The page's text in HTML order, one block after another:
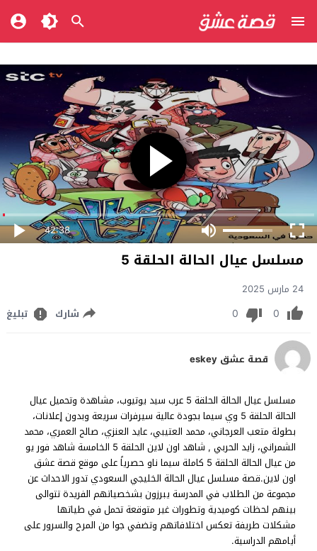
42:38
مسلسل عيال الحالة الحلقة 5
24 مارس 2025
0
0 شارك تبليغ
قصة عشق eskey
مسلسل عيال الحالة الحلقة 5 عرب سيد يوتيوب، مشاهدة وتحميل عيال
الحالة الحلقة 5 وي سيما بجودة عالية سيرفرات سريعة وبدون إعلانات،
بطولة متعب العرجاني، محمد العتيبي، عايد العنزي، صالح العمري، محمد
الشمراني، زايد الحربي , شاهد اون لاين الحلقة 5 الخامسة شاهد فور يو
من عيال الحالة الحلقة 5 كاملة سيما ناو حصرياً على موقع قصة عشق
اون لاين.قصة مسلسل عيال الحالة الخليجي السعودي تدور الاحداث عن
مجموعة من الطلاب في المدرسة يبرزون بشخصياتهم الفريدة تتوالى
بينهم لحظات كوميدية وتطورات غير متوقعة تحمل في طياتها
مشكلات طريفة تعكس اختلافاتهم وتضفي جوا من المرح والسرور على
أيامهم الدراسية.